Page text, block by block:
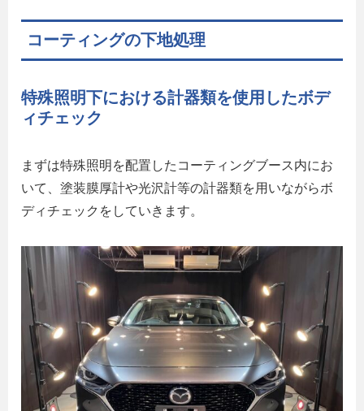
コーティングの下地処理
特殊照明下における計器類を使用したボデ
ィチェック
まずは特殊照明を配置したコーティングブース内にお
いて、塗装膜厚計や光沢計等の計器類を用いながらボ
ディチェックをしていきます。